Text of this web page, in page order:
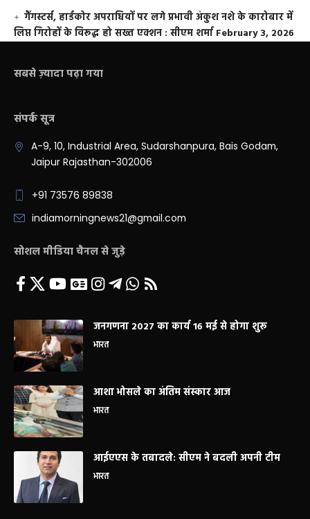
गैंगस्टर्स, हार्डकोर अपराधियों पर लगे प्रभावी अंकुश नशे के कारोबार में
लिप्त गिरोहों के विरूद्ध हो सख्त एक्शन : सीएम शर्मा February 3, 2026
सबसे ज़्यादा पढ़ा गया
संपर्क सूत्र
A-9, 10, Industrial Area, Sudarshanpura, Bais Godam,
Jaipur Rajasthan-302006
+91 73576 89838
indiamorningnews21@gmail.com
सोशल मीडिया चैनल से जुड़े
जनगणना 2027 का कार्य 16 मई से होगा शुरू
भारत
आशा भोसले का अंतिम संस्कार आज
भारत
आईएएस के तबादले: सीएम ने बदली अपनी टीम
भारत